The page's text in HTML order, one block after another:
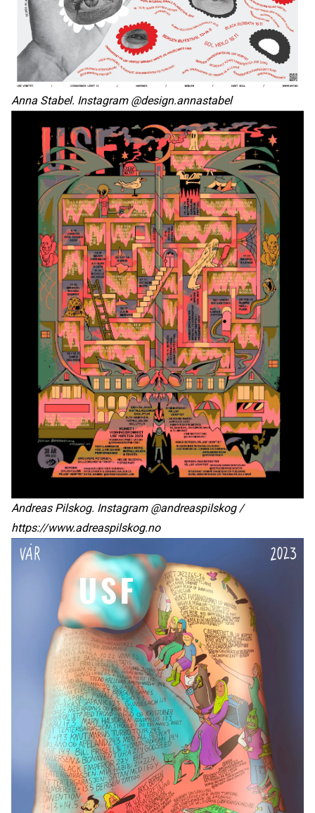
Anna Stabel. Instagram @design.annastabel
Andreas Pilskog. Instagram @andreaspilskog /
https://www.adreaspilskog.no